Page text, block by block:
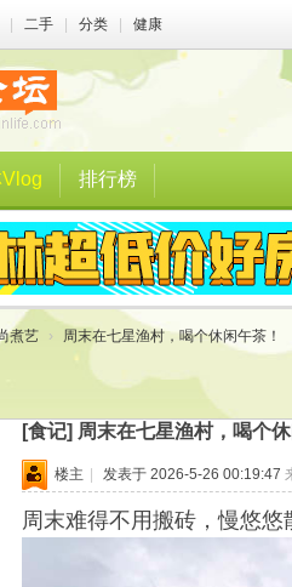
二手 分类 健康
排行榜
煮艺 › 周末在七星渔村，喝个休闲午茶！
[食记] 周末在七星渔村，喝个休
楼主 | 发表于 2026-5-26 00:19:47
周末难得不用搬砖，慢悠